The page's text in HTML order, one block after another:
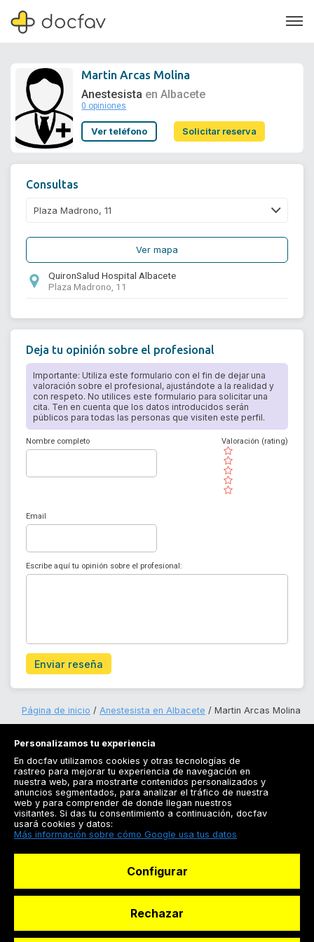
Soporte
Martin Arcas Molina
Anestesista en Albacete
0 opiniones
Ver teléfono Solicitar reserva
Consultas
Ver mapa
QuironSalud Hospital Albacete
Plaza Madrono, 11
Deja tu opinión sobre el profesional
Importante: Utiliza este formulario con el fin de dejar una
valoración sobre el profesional, ajustándote a la realidad y
con respeto. No utilices este formulario para solicitar una
cita. Ten en cuenta que los datos introducidos serán
públicos para todas las personas que visiten este perfil.
Nombre completo
( )
( )
( )
( )
( )
Valoración (rating)
Email
Escribe aquí tu opinión sobre el profesional:
Enviar reseña
Página de inicio Anestesista en Albacete Martin Arcas Molina
Registrarse
Docfav
Personalizamos tu experiencia
En docfav utilizamos cookies y otras tecnologías de
rastreo para mejorar tu experiencia de navegación en
nuestra web, para mostrarte contenidos personalizados y
anuncios segmentados, para analizar el tráfico de nuestra
web y para comprender de donde llegan nuestros
visitantes. Si das tu consentimiento a continuación, docfav
usará cookies y datos:
Más información sobre cómo Google usa tus datos
Configurar
Rechazar